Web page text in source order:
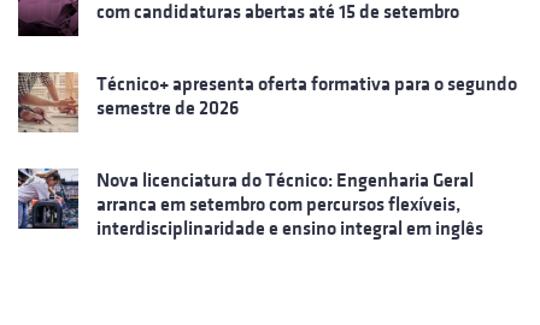
com candidaturas abertas até 15 de setembro
Técnico+ apresenta oferta formativa para o segundo
semestre de 2026
Nova licenciatura do Técnico: Engenharia Geral
arranca em setembro com percursos flexíveis,
interdisciplinaridade e ensino integral em inglês